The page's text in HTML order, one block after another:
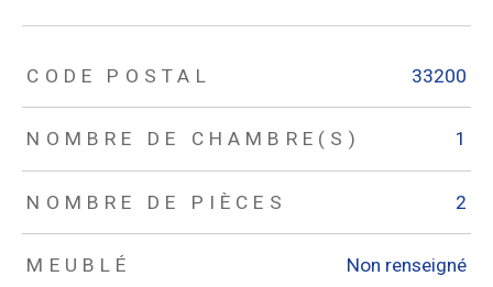
TRAD_ZEPHYR_Caracteristique TRAD_ZEPHYR_Valeurs
CODE POSTAL 33200
NOMBRE DE CHAMBRE(S) 1
NOMBRE DE PIÈCES 2
MEUBLÉ Non renseigné